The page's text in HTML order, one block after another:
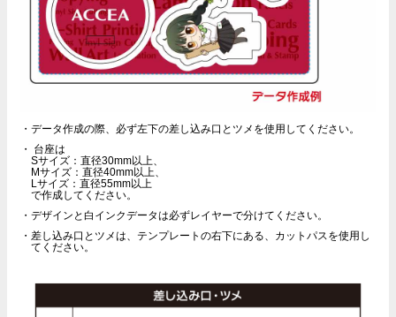
データ作成の際、必ず左下の差し込み口とツメを使用してください。
台座は
Sサイズ：直径30mm以上、
Mサイズ：直径40mm以上、
Lサイズ：直径55mm以上
で作成してください。
デザインと白インクデータは必ずレイヤーで分けてください。
差し込み口とツメは、テンプレートの右下にある、カットパスを使用し
てください。